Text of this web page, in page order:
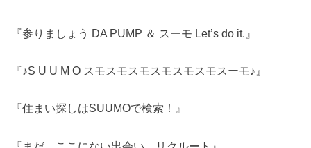
『参りましょう DA PUMP ＆ スーモ Let’s do it.』
『♪S U U M O スモスモスモスモスモスモスーモ♪』
『住まい探しはSUUMOで検索！』